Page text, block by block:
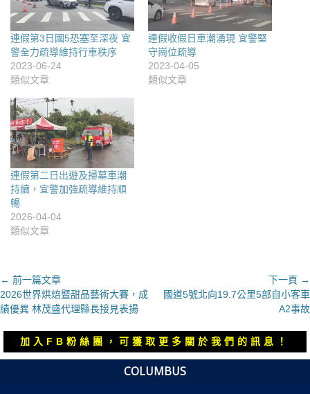
連假第3日國5恐塞至深夜 宜
警全力疏導維持行車秩序
2023-06-24
類似文章
連假收假日車潮湧現 宜警堅
守崗位疏導
2023-04-05
類似文章
連假第二日出遊及掃墓車潮
持續，宜警加強疏導維持順
暢
2026-04-04
類似文章
文
章
導
覽
← 前一篇文章
上
一
章：
2026世界烘焙暨甜品藝術大賽，成
績優異 林茂盛代理縣長接見表揚
下一頁 →
文
章：
國道5號北向19.7公里5部自小客車
A2事故
加入FB粉絲團，可獲取更多關於我們的訊息！
COLUMBUS